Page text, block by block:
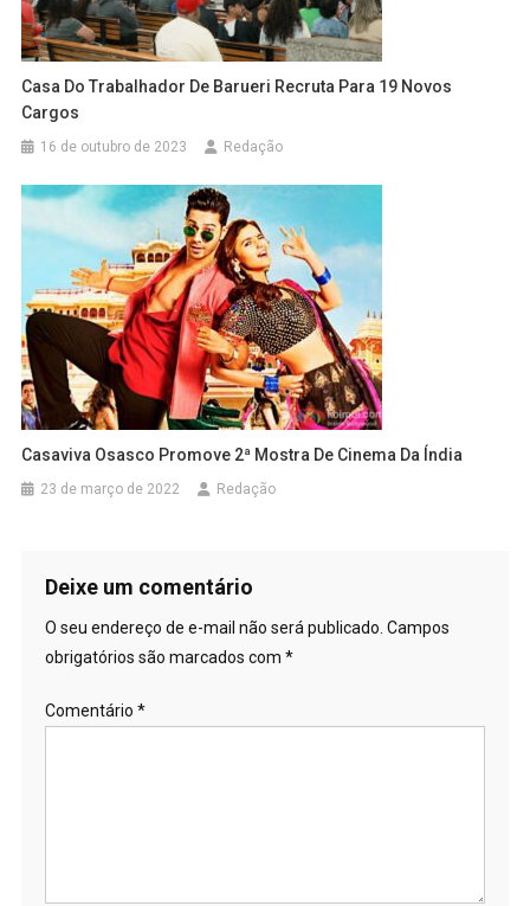
Casa Do Trabalhador De Barueri Recruta Para 19 Novos
Cargos
16 de outubro de 2023 Redação
Casaviva Osasco Promove 2ª Mostra De Cinema Da Índia
23 de março de 2022 Redação
Deixe um comentário
O seu endereço de e-mail não será publicado. Campos
obrigatórios são marcados com *
Comentário *